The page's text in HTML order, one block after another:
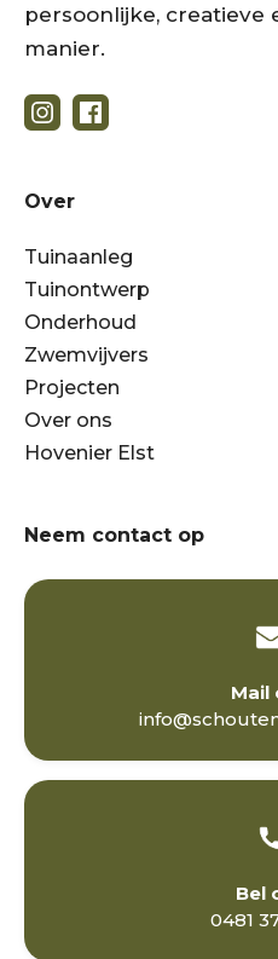
persoonlijke, creatieve
manier.
Over
Tuinaanleg
Tuinontwerp
Onderhoud
Zwemvijvers
Projecten
Over ons
Hovenier Elst
Neem contact op
Mail
Bel
0481